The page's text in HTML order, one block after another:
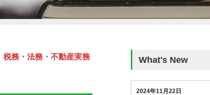
税務・法務・不動産実務
What's New
2024年11月22日